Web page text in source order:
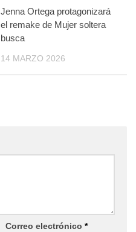
Jenna Ortega protagonizará
el remake de Mujer soltera
busca
14 MARZO 2026
Correo electrónico *